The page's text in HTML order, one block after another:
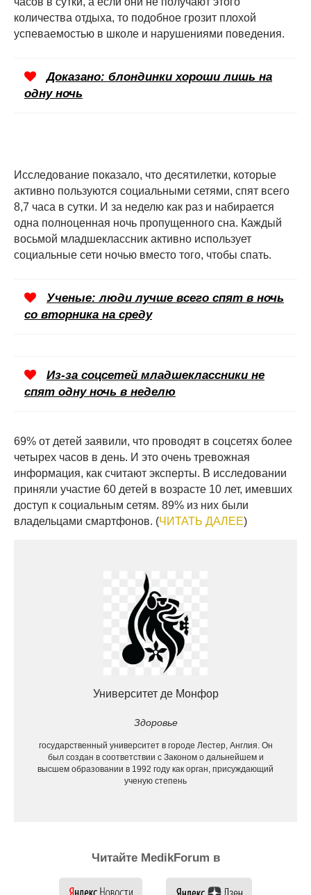
количества отдыха, то подобное грозит плохой
успеваемостью в школе и нарушениями поведения.
Доказано: блондинки хороши лишь на
одну ночь
Исследование показало, что десятилетки, которые
активно пользуются социальными сетями, спят всего
8,7 часа в сутки. И за неделю как раз и набирается
одна полноценная ночь пропущенного сна. Каждый
восьмой младшеклассник активно использует
социальные сети ночью вместо того, чтобы спать.
Ученые: люди лучше всего спят в ночь
со вторника на среду
Из-за соцсетей младшеклассники не
спят одну ночь в неделю
69% от детей заявили, что проводят в соцсетях более
четырех часов в день. И это очень тревожная
информация, как считают эксперты. В исследовании
приняли участие 60 детей в возрасте 10 лет, имевших
доступ к социальным сетям. 89% из них были
владельцами смартфонов. (ЧИТАТЬ ДАЛЕЕ)
Университет де Монфор
Здоровье
государственный университет в городе Лестер, Англия. Он
был создан в соответствии с Законом о дальнейшем и
высшем образовании в 1992 году как орган, присуждающий
ученую степень
Читайте MedikForum в